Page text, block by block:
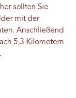
sollten Sie
mit der
Anschließend
5,3 Kilometern